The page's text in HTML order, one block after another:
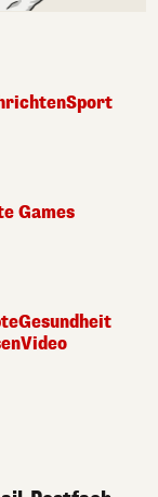
Sport
Games
Gesundheit
Video